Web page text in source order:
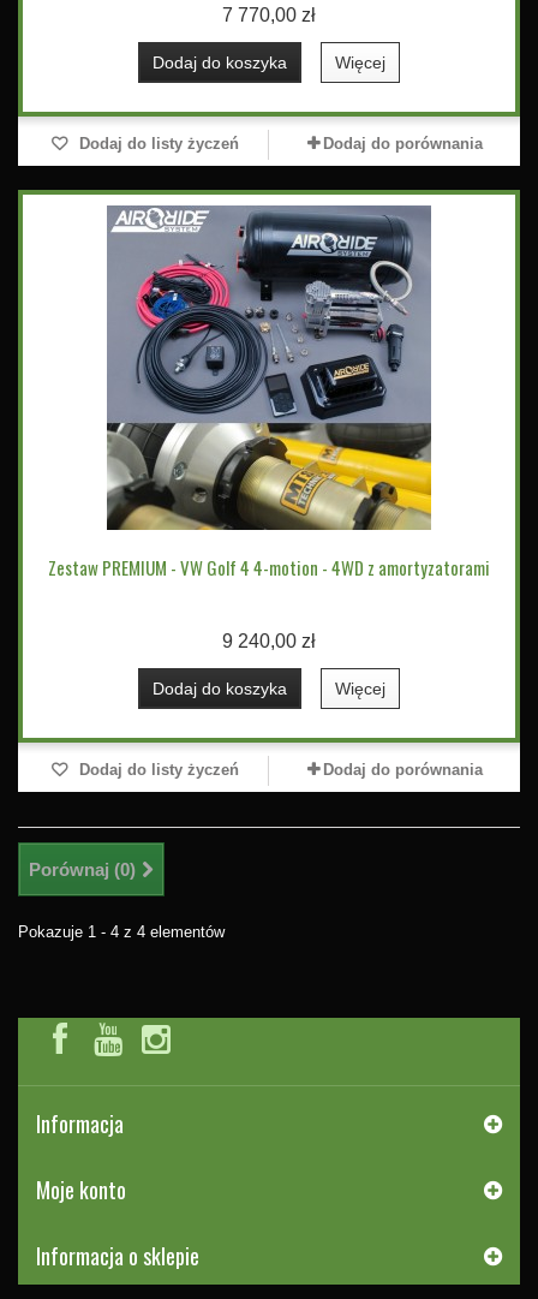
7 770,00 zł
Dodaj do koszyka Więcej
Dodaj do listy życzeń Dodaj do porównania
Zestaw PREMIUM - VW Golf 4 4-motion - 4WD z amortyzatorami
9 240,00 zł
Dodaj do koszyka Więcej
Dodaj do listy życzeń Dodaj do porównania
Porównaj (0)
Pokazuje 1 - 4 z 4 elementów
Informacja
Moje konto
Informacja o sklepie